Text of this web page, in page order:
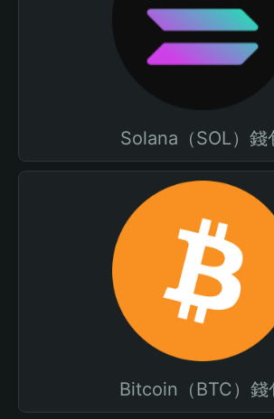
Solana（SOL）錢
Bitcoin（BTC）錢